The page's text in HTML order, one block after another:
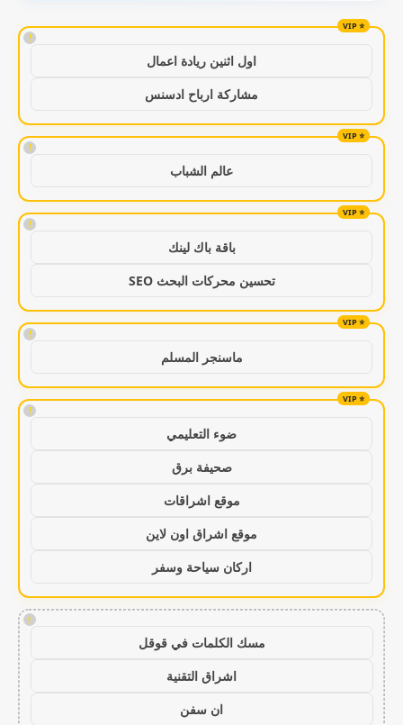
!
اول اثنين ريادة اعمال
مشاركة ارباح ادسنس
!
عالم الشباب
!
باقة باك لينك
تحسين محركات البحث SEO
!
ماسنجر المسلم
!
ضوء التعليمي
صحيفة برق
موقع اشراقات
موقع اشراق اون لاين
اركان سياحة وسفر
!
مسك الكلمات في قوقل
اشراق التقنية
ان سفن